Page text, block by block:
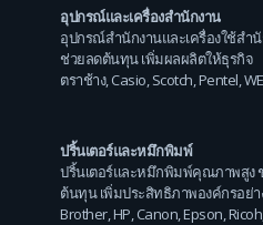
อุปกรณ์และเครื่องสำนักงาน
อุปกรณ์สำนักงานและเครื่องใช้สำ
ช่วยลดต้นทุน เพิ่มผลผลิตให้ธุรกิจ
ตราช้าง,Casio,Scotch,Pentel,
ปริ้นเตอร์และหมึกพิมพ์
ปริ้นเตอร์และหมึกพิมพ์คุณภาพสู
ต้นทุน เพิ่มประสิทธิภาพองค์กรอย่
Brother,HP,Canon,Epson,Ricoh